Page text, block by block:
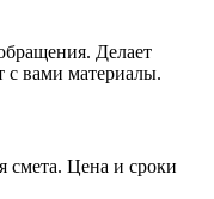
Делает
с вами материалы.
смета. Цена и сроки